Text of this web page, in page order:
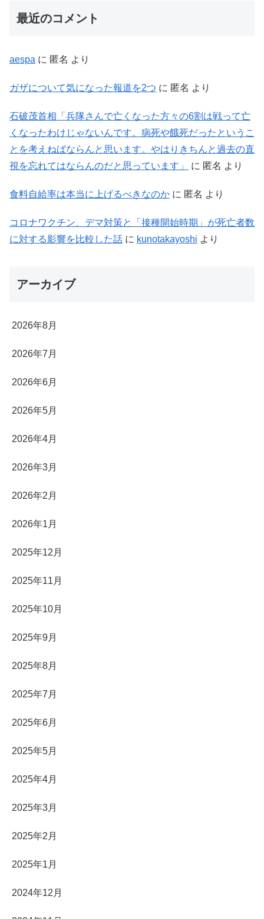
最近のコメント
aespa に 匿名 より
ガザについて気になった報道を2つ に 匿名 より
石破茂首相「兵隊さんで亡くなった方々の6割は戦って亡
くなったわけじゃないんです。病死や餓死だったというこ
とを考えねばならんと思います。やはりきちんと過去の直
視を忘れてはならんのだと思っています」
に 匿名 より
食料自給率は本当に上げるべきなのか に 匿名 より
コロナワクチン、デマ対策と「接種開始時期」が死亡者数
に対する影響を比較した話 に kunotakayoshi より
アーカイブ
2026年8月
2026年7月
2026年6月
2026年5月
2026年4月
2026年3月
2026年2月
2026年1月
2025年12月
2025年11月
2025年10月
2025年9月
2025年8月
2025年7月
2025年6月
2025年5月
2025年4月
2025年3月
2025年2月
2025年1月
2024年12月